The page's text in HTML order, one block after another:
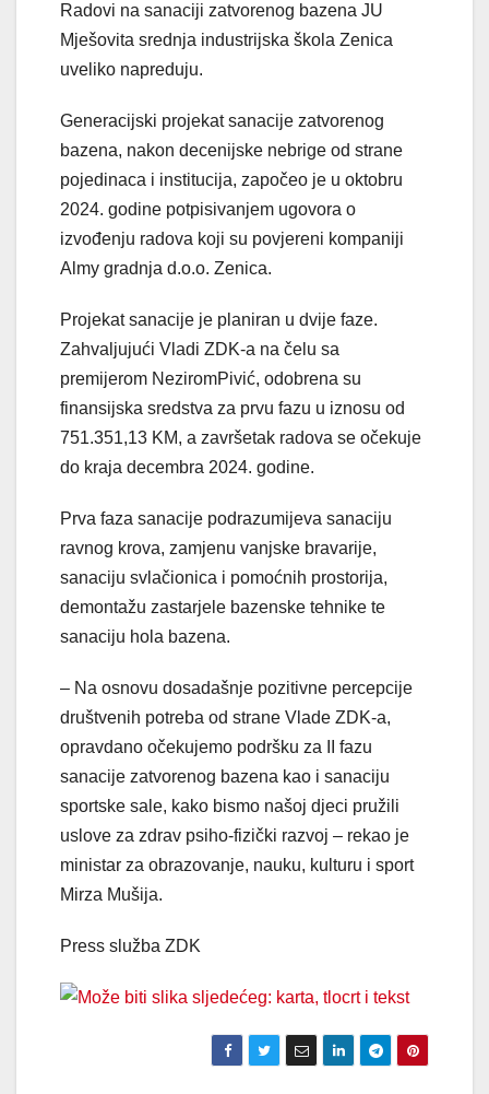
Radovi na sanaciji zatvorenog bazena JU
Mješovita srednja industrijska škola Zenica
uveliko napreduju.
Generacijski projekat sanacije zatvorenog
bazena, nakon decenijske nebrige od strane
pojedinaca i institucija, započeo je u oktobru
2024. godine potpisivanjem ugovora o
izvođenju radova koji su povjereni kompaniji
Almy gradnja d.o.o. Zenica.
Projekat sanacije je planiran u dvije faze.
Zahvaljujući Vladi ZDK-a na čelu sa
premijerom NeziromPivić, odobrena su
finansijska sredstva za prvu fazu u iznosu od
751.351,13 KM, a završetak radova se očekuje
do kraja decembra 2024. godine.
Prva faza sanacije podrazumijeva sanaciju
ravnog krova, zamjenu vanjske bravarije,
sanaciju svlačionica i pomoćnih prostorija,
demontažu zastarjele bazenske tehnike te
sanaciju hola bazena.
– Na osnovu dosadašnje pozitivne percepcije
društvenih potreba od strane Vlade ZDK-a,
opravdano očekujemo podršku za II fazu
sanacije zatvorenog bazena kao i sanaciju
sportske sale, kako bismo našoj djeci pružili
uslove za zdrav psiho-fizički razvoj – rekao je
ministar za obrazovanje, nauku, kulturu i sport
Mirza Mušija.
Press služba ZDK